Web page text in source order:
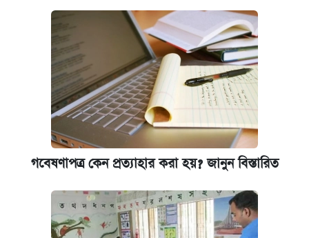
গবেষণাপত্র কেন প্রত্যাহার করা হয়? জানুন বিস্তারিত